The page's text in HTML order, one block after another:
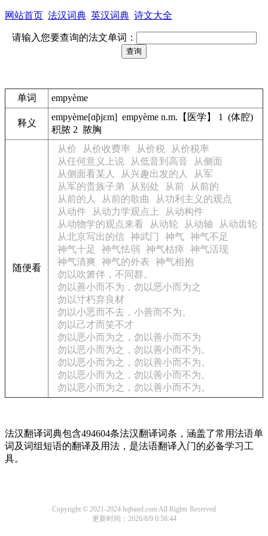
网站首页 法汉词典 英汉词典 诗文大全
请输入您要查询的法文单词：
单词 empyème
释义
empyème[ɑ̃pjεm] empyème n.m.【医学】 1 (体腔)
积脓 2 脓胸
随便看
从价 从价收费率 从价税
从价税率
从任何意义上说
从低音到高音
从侧面
从侧面看某人
从兴趣出发的人
从军
从军的贵族子弟
从别处 从前
从前的
从前的人
从前的歌曲
从功利主义的观点
从动件
从动力学观点上
从动构件
从动物学的观点来看
从动轮 从动轴
从动齿轮
从北京写出的信 神武门 神气 神气不足
神气十足
神气怯弱 神气枯瘁
神气活现
神气清爽
神气的外表
神气相抱
勿以吹箫伴，不同群。
勿以善小而不为，勿以恶小而为之
勿以寸朽弃良材
勿以小恶而不去，小善而不为。
勿以己才而笑不才
勿以恶小而为之，勿以善小而不为
勿以恶小而为之，勿以善小而不为。
勿以恶小而为之，勿以善小而不为。
勿以恶小而为之，勿以善小而不为。
勿以恶小而为之，勿以善小而不为。
法汉翻译词典包含494604条法汉翻译词条，涵盖了常用法语单
词及词组短语的翻译及用法，是法语翻译入门的必备学习工
具。
Copyright © 2021-2024 hqband.com All Rights Reserved
更新时间：2026/8/9 0:58:44